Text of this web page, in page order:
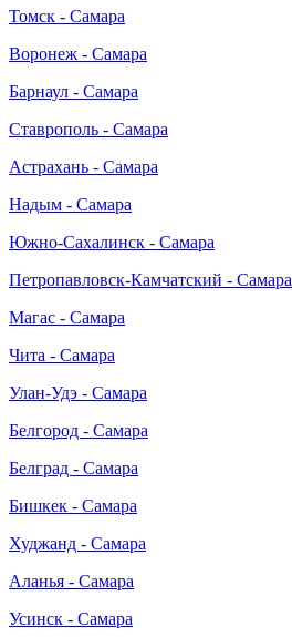
Томск - Самара
Воронеж - Самара
Барнаул - Самара
Ставрополь - Самара
Астрахань - Самара
Надым - Самара
Южно-Сахалинск - Самара
Петропавловск-Камчатский - Самара
Магас - Самара
Чита - Самара
Улан-Удэ - Самара
Белгород - Самара
Белград - Самара
Бишкек - Самара
Худжанд - Самара
Аланья - Самара
Усинск - Самара